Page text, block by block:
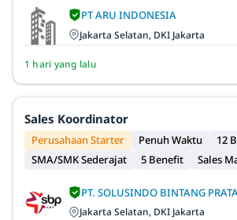
PT ARU INDONESIA
Jakarta Selatan, DKI Jakarta
1 hari yang lalu
Sales Koordinator
Perusahaan Starter Penuh Waktu
12
SMA/SMK Sederajat
5 Benefit Sales
PT. SOLUSINDO BINTANG
Jakarta Selatan, DKI Jakarta